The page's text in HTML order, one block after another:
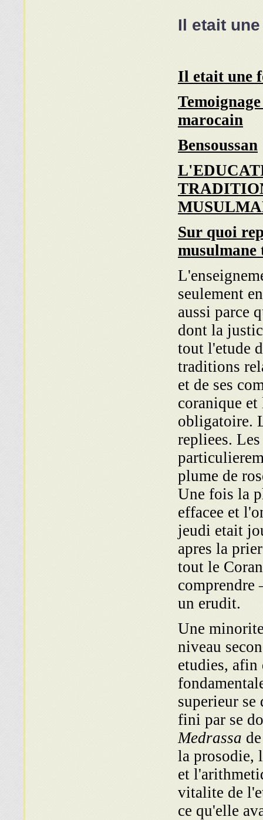
Il etait
Il etait une
marocain
Bensoussan
Sur quoi
seulement
aussi parce
dont la
tout l'etude
traditions
et de ses
coranique
obligatoire.
repliees.
plume de
Une fois la
effacee et
jeudi etait
apres la
tout le
comprendre
un erudit.
Une
niveau
etudies, afin
superieur
fini par se
Medrassa
la prosodie,
et
vitalite de
ce qu'elle